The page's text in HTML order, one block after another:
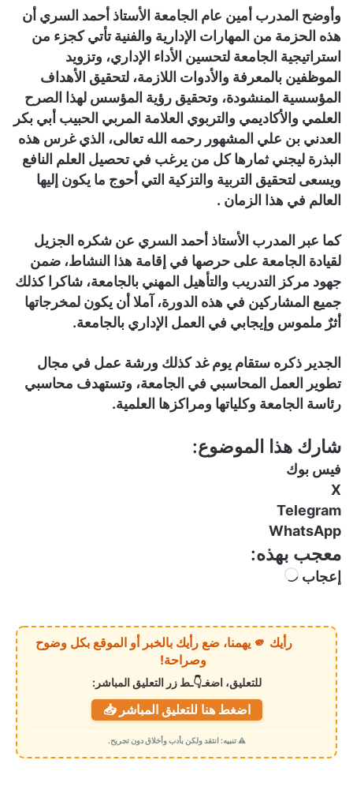
وأوضح المدرب أمين عام الجامعة الأستاذ أحمد السري أن
هذه الحزمة من المهارات الإدارية والفنية تأتي كجزء من
استراتيجية الجامعة لتحسين الأداء الإداري، وتزويد
الموظفين بالمعرفة والأدوات اللازمة، لتحقيق الأهداف
المؤسسية المنشودة، وتحقيق رؤية المؤسس لهذا الصرح
العلمي والأكاديمي والتربوي العلامة المربي الحبيب أبي بكر
العدني بن علي المشهور رحمه الله تعالى، الذي غرس هذه
البذرة ليجني ثمارها كل من يرغب في تحصيل العلم النافع
ويسعى لتحقيق التربية والتزكية التي أحوج ما يكون إليها
العالم في هذا الزمان .
كما عبر المدرب الأستاذ أحمد السري عن شكره الجزيل
لقيادة الجامعة على حرصها في إقامة هذا النشاط، ضمن
جهود مركز التدريب والتأهيل المهني بالجامعة، شاكرا كذلك
جميع المشاركين في هذه الدورة، آملا أن يكون لمخرجاتها
أثرٌ ملموس وإيجابي في العمل الإداري بالجامعة.
الجدير ذكره ستقام يوم غد كذلك ورشة عمل في مجال
تطوير العمل المحاسبي في الجامعة، وتستهدف محاسبي
رئاسة الجامعة وكلياتها ومراكزها العلمية.
شارك هذا الموضوع:
فيس بوك
X
Telegram
WhatsApp
معجب بهذه:
إعجاب
ي
ي
رأيك 🫵 يهمنا، ضع رأيك بالخبر أو الموقع بكل وضوح
وصراحة!
للتعليق، اضغـ👇ـط زر التعليق المباشر:
اضغط هنا للتعليق المباشر 📥
⚠️ تنبيه: انتقد ولكن بأدب وأخلاق دون تجريح.